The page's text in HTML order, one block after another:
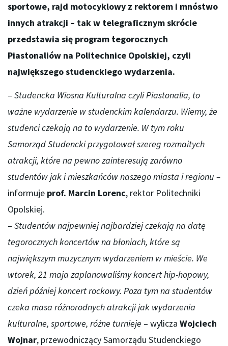
sportowe, rajd motocyklowy z rektorem i mnóstwo
innych atrakcji – tak w telegraficznym skrócie
przedstawia się program tegorocznych
Piastonaliów na Politechnice Opolskiej, czyli
największego studenckiego wydarzenia.
– Studencka Wiosna Kulturalna czyli Piastonalia, to
ważne wydarzenie w studenckim kalendarzu. Wiemy, że
studenci czekają na to wydarzenie. W tym roku
Samorząd Studencki przygotował szereg rozmaitych
atrakcji, które na pewno zainteresują zarówno
studentów jak i mieszkańców naszego miasta i regionu –
informuje prof. Marcin Lorenc, rektor Politechniki
Opolskiej.
– Studentów najpewniej najbardziej czekają na datę
tegorocznych koncertów na błoniach, które są
największym muzycznym wydarzeniem w mieście. We
wtorek, 21 maja zaplanowaliśmy koncert hip-hopowy,
dzień później koncert rockowy. Poza tym na studentów
czeka masa różnorodnych atrakcji jak wydarzenia
kulturalne, sportowe, różne turnieje – wylicza Wojciech
Wojnar, przewodniczący Samorządu Studenckiego